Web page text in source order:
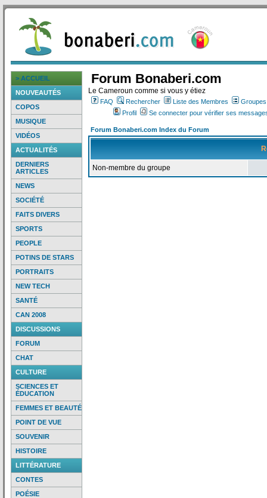
> ACCUEIL
NOUVEAUTÉS
COPOS
MUSIQUE
VIDÉOS
ACTUALITÉS
DERNIERS
ARTICLES
NEWS
SOCIÉTÉ
FAITS DIVERS
SPORTS
PEOPLE
POTINS DE STARS
PORTRAITS
NEW TECH
SANTÉ
CAN 2008
DISCUSSIONS
FORUM
CHAT
CULTURE
SCIENCES ET
ÉDUCATION
FEMMES ET BEAUTÉ
POINT DE VUE
SOUVENIR
HISTOIRE
LITTÉRATURE
CONTES
POÉSIE
Forum Bonaberi.com
Le Cameroun comme si vous y étiez
FAQ Rechercher Liste des Membres
Profil
Se connecter pour vérifier ses
Forum Bonaberi.com Index du Forum
Non-membre du groupe